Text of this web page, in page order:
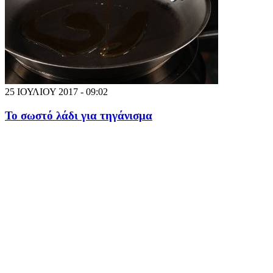
25 ΙΟΥΛΙΟΥ 2017 - 09:02
Το σωστό λάδι για τηγάνισμα